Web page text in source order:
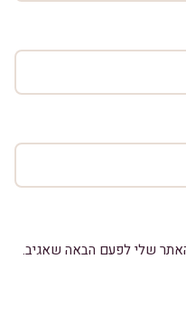
שלי לפעם הבאה שאגיב.